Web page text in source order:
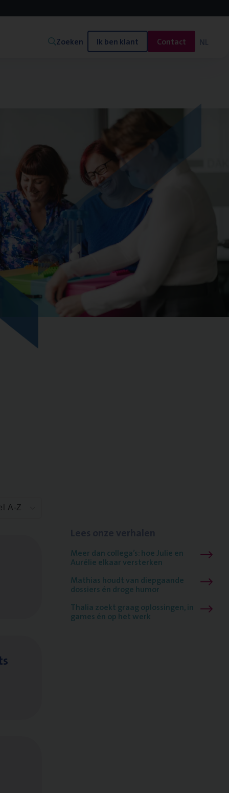
Zoeken Ik ben klant Contact NL
A-Z
Meer dan collega’s: hoe Julie en
Aurélie elkaar versterken
Mathias houdt van diepgaande
dossiers én droge humor
Thalia zoekt graag oplossingen, in
games én op het werk